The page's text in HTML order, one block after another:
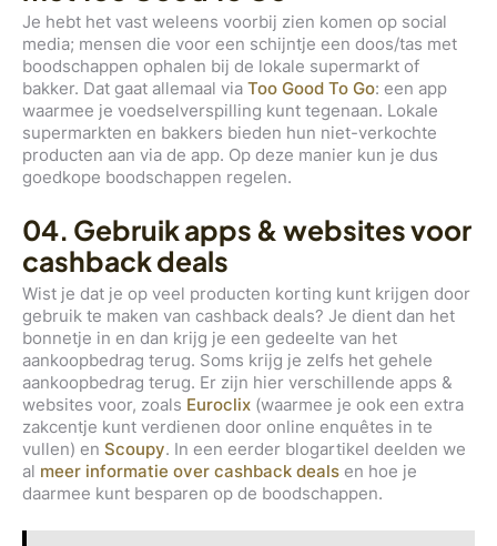
Je hebt het vast weleens voorbij zien komen op social
media; mensen die voor een schijntje een doos/tas met
boodschappen ophalen bij de lokale supermarkt of
bakker. Dat gaat allemaal via Too Good To Go: een app
waarmee je voedselverspilling kunt tegenaan. Lokale
supermarkten en bakkers bieden hun niet-verkochte
producten aan via de app. Op deze manier kun je dus
goedkope boodschappen regelen.
04. Gebruik apps & websites voor
cashback deals
Wist je dat je op veel producten korting kunt krijgen door
gebruik te maken van cashback deals? Je dient dan het
bonnetje in en dan krijg je een gedeelte van het
aankoopbedrag terug. Soms krijg je zelfs het gehele
aankoopbedrag terug. Er zijn hier verschillende apps &
websites voor, zoals Euroclix (waarmee je ook een extra
zakcentje kunt verdienen door online enquêtes in te
vullen) en Scoupy. In een eerder blogartikel deelden we
al meer informatie over cashback deals en hoe je
daarmee kunt besparen op de boodschappen.